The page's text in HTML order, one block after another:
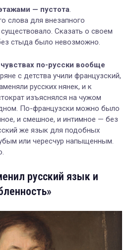
— пустота.
слова для внезапного
Сказать о своем
стыда было невозможно.
по-русски вообще
с детства учили французский,
русских нянек, и к
изъяснялся на чужом
По-французски можно было
и смешное, и интимное — без
же язык для подобных
или чересчур напыщенным.
русский язык и